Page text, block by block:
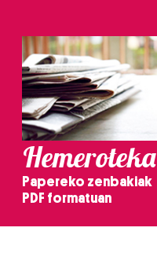
Hemeroteka
Papereko zenbakiak
PDF formatuan